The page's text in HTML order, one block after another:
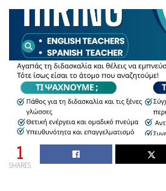
1
SHARES